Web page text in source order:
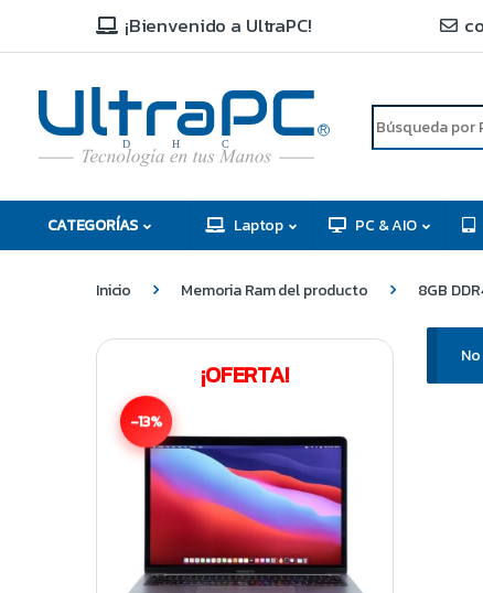
¡Bienvenido a UltraPC!
C
H
D
R
CATEGORÍAS Laptop PC & AIO
Inicio Memoria Ram del producto 8GB
¡OFERTA!
-13%